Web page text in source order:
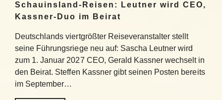
Schauinsland-Reisen: Leutner wird CEO,
Kassner-Duo im Beirat
Deutschlands viertgrößter Reiseveranstalter stellt
seine Führungsriege neu auf: Sascha Leutner wird
zum 1. Januar 2027 CEO, Gerald Kassner wechselt in
den Beirat. Steffen Kassner gibt seinen Posten bereits
im September…